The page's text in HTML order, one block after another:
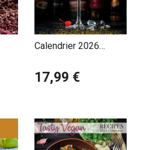
Calendrier 2026
17,99 €